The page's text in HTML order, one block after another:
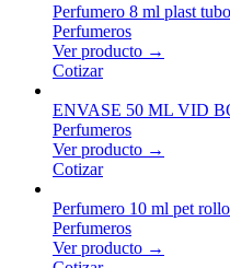
Perfumero 8 ml plast
Perfumeros
Ver producto →
Cotizar
ENVASE 50 ML VID
Perfumeros
Ver producto →
Cotizar
Perfumero 10 ml pet
Perfumeros
Ver producto →